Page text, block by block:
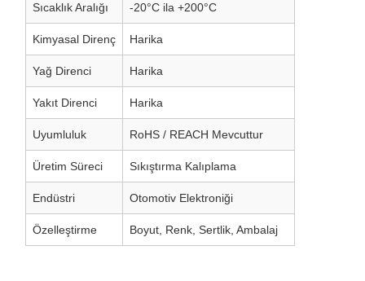
Sıcaklık Aralığı -20°C ila +200°C
Kimyasal Direnç Harika
Yağ Direnci Harika
Yakıt Direnci Harika
Uyumluluk RoHS / REACH Mevcuttur
Üretim Süreci Sıkıştırma Kalıplama
Endüstri Otomotiv Elektroniği
Özelleştirme Boyut, Renk, Sertlik, Ambalaj